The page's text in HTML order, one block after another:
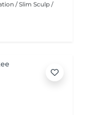
/ Slim Sculp /